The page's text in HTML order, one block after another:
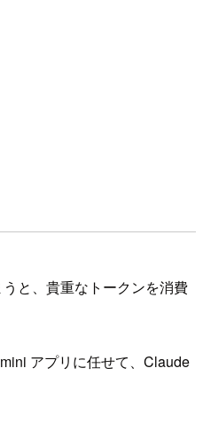
と、貴重なトークンを消費
アプリに任せて、Claude